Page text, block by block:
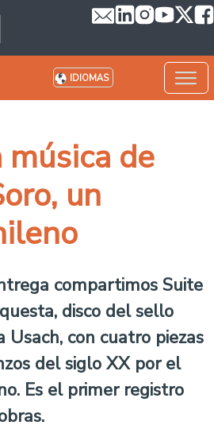
IDIOMAS
música de
un
compartimos Suite
disco del sello
Usach, con cuatro piezas
del siglo XX por el
Es el primer registro